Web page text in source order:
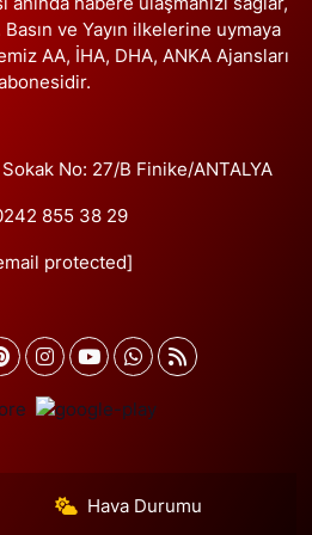
İnal Caddesi No:35 B Beykoz
Sokak No:4 S Dükkan:128
Tarifi Al
Caddesi No:42 Bakırköy İstanbul
Tarifi Al
Sokak No:16 A Arnavutköy
ve Yayın ilkelerine uymaya
AA, İHA, DHA, ANKA Ajansları
No: 27/B Finike/ANTALYA
855 38 29
protected]
Hava Durumu